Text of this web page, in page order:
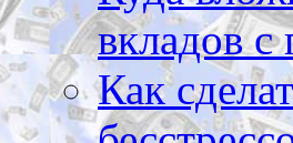
вкладов
Как